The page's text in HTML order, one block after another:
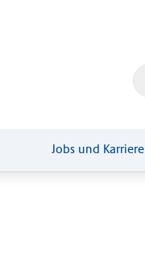
Jobs und Karriere